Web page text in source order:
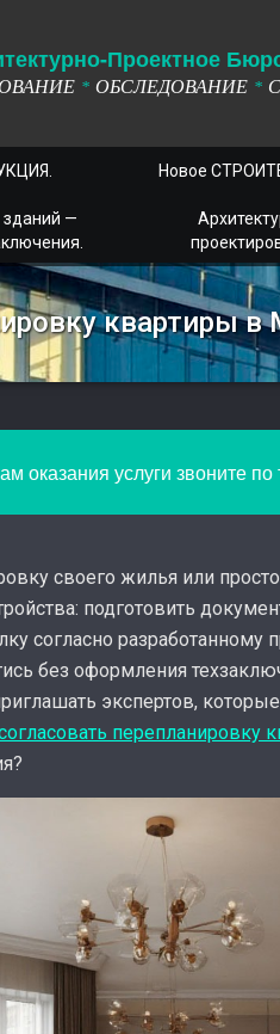
Проектное Б
* ОБСЛЕДОВАНИЕ *
Новое
—
квартиры
оказания услуги звоните по
своего жилья или
подготовить
согласно разработанному
без оформления
экспертов,
перепланировку